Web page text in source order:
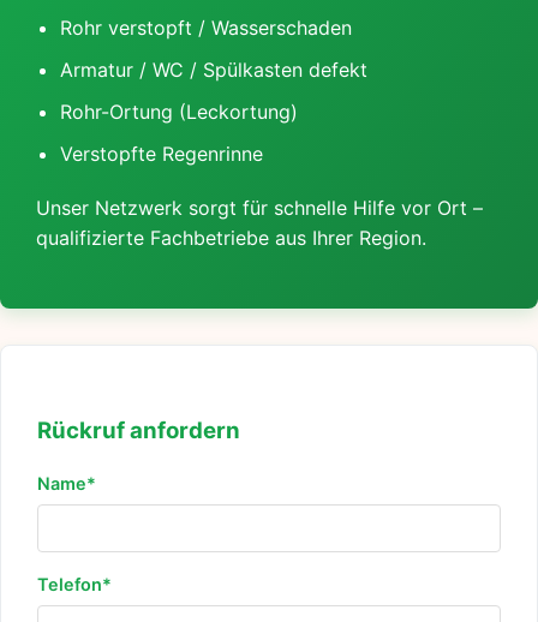
Rohr verstopft / Wasserschaden
Armatur / WC / Spülkasten defekt
Rohr-Ortung (Leckortung)
Verstopfte Regenrinne
Unser Netzwerk sorgt für schnelle Hilfe vor Ort –
qualifizierte Fachbetriebe aus Ihrer Region.
Rückruf anfordern
Name*
Telefon*